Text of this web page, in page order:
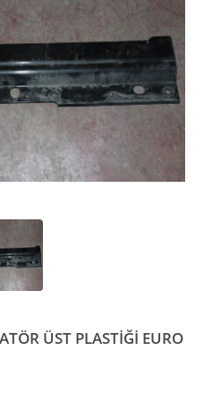
ÜST PLASTİĞİ EURO